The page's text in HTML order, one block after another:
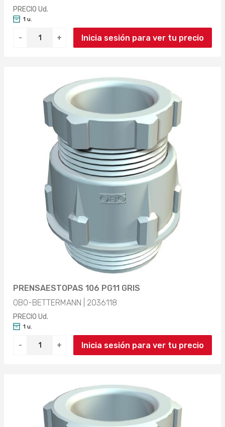
PRECIO Ud.
- +
1 u.
Inicia sesión para ver tu precio
PRENSAESTOPAS 106 PG11 GRIS
OBO-BETTERMANN | 2036118
PRECIO Ud.
- +
1 u.
Inicia sesión para ver tu precio